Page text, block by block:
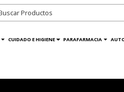
CUIDADO E HIGIENE PARAFARMACIA